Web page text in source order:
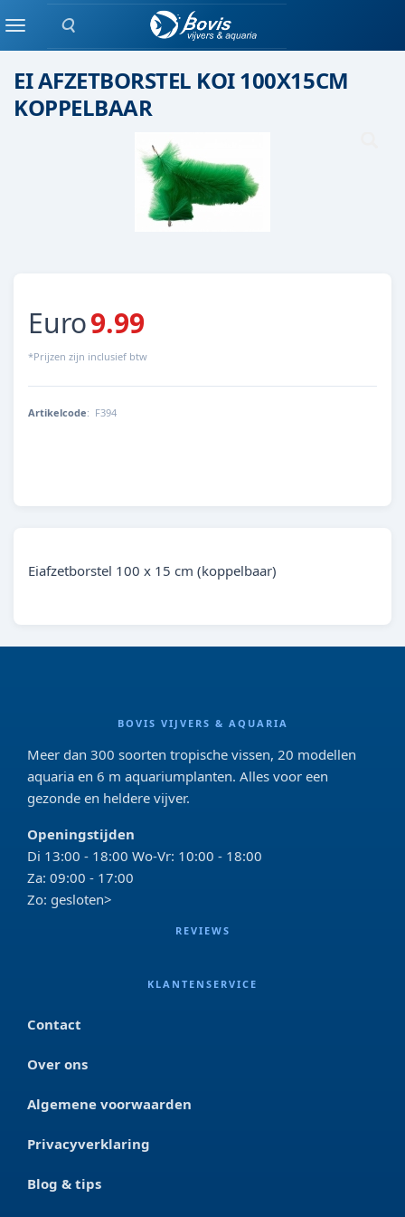
Zoeken
MenuDIVERSEN
EI AFZETBORSTEL KOI 100X15CM
KOPPELBAAR
Euro9.99
*Prijzen zijn inclusief btw
Artikelcode: F394
Eiafzetborstel 100 x 15 cm (koppelbaar)
BOVIS VIJVERS & AQUARIA
Meer dan 300 soorten tropische vissen, 20 modellen
aquaria en 6 m aquariumplanten. Alles voor een
gezonde en heldere vijver.
Openingstijden
Di 13:00 - 18:00 Wo-Vr: 10:00 - 18:00
Za: 09:00 - 17:00
Zo: gesloten>
REVIEWS
KLANTENSERVICE
Contact
Over ons
Algemene voorwaarden
Privacyverklaring
Blog & tips